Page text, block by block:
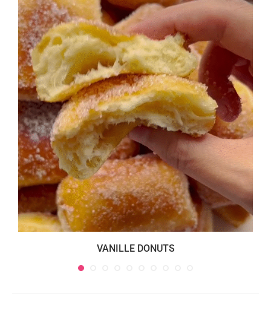
VANILLE DONUTS